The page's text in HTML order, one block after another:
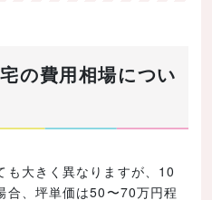
の費用相場につい
も大きく異なりますが、10
合、坪単価は50〜70万円程